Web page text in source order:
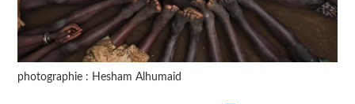
photographie : Hesham Alhumaid